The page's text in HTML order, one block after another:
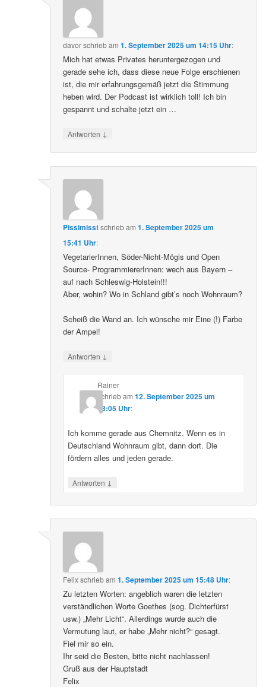
davorschriebam1. September 2025 um 14:15 Uhr:
Mich hat etwas Privates heruntergezogen und
gerade sehe ich, dass diese neue Folge erschienen
ist, die mir erfahrungsgemäß jetzt die Stimmung
heben wird. Der Podcast ist wirklich toll! Ich bin
gespannt und schalte jetzt ein …
Antworten ↓
Pissimisstschriebam1. September 2025 um
15:41 Uhr:
VegetarierInnen, Söder-Nicht-Mögis und Open
Source- ProgrammiererInnen: wech aus Bayern –
auf nach Schleswig-Holstein!!!
Aber, wohin? Wo in Schland gibt’s noch Wohnraum?
Scheiß die Wand an. Ich wünsche mir Eine (!) Farbe
der Ampel!
Antworten ↓
Rainer
schriebam 12. September 2025 um
23:05 Uhr:
Ich komme gerade aus Chemnitz. Wenn es in
Deutschland Wohnraum gibt, dann dort. Die
fördern alles und jeden gerade.
Antworten ↓
Felixschriebam1. September 2025 um 15:48 Uhr:
Zu letzten Worten: angeblich waren die letzten
verständlichen Worte Goethes (sog. Dichterfürst
usw.) „Mehr Licht“. Allerdings wurde auch die
Vermutung laut, er habe „Mehr nicht?“ gesagt.
Fiel mir so ein.
Ihr seid die Besten, bitte nicht nachlassen!
Gruß aus der Hauptstadt
Felix